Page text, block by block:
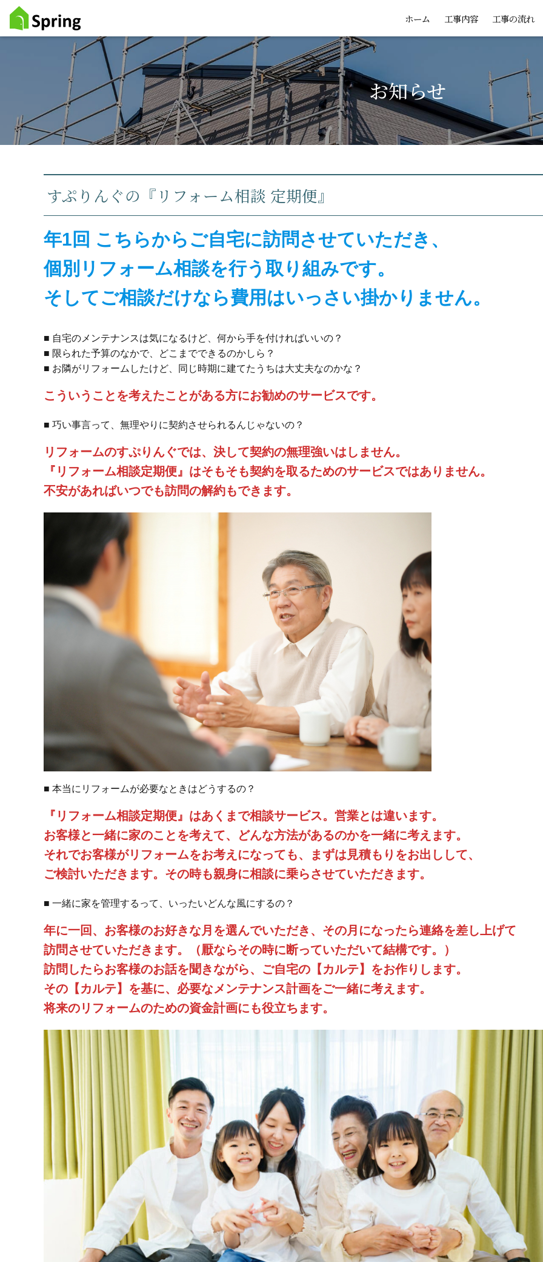
ホーム 工事内容 工事の流れ
お知らせ
すぷりんぐの『リフォーム相談 定期便』
年1回 こちらからご自宅に訪問させていただき、
個別リフォーム相談を行う取り組みです。
そしてご相談だけなら費用はいっさい掛かりません。
■ 自宅のメンテナンスは気になるけど、何から手を付ければいいの？
■ 限られた予算のなかで、どこまでできるのかしら？
■ お隣がリフォームしたけど、同じ時期に建てたうちは大丈夫なのかな？
こういうことを考えたことがある方にお勧めのサービスです。
■ 巧い事言って、無理やりに契約させられるんじゃないの？
リフォームのすぷりんぐでは、決して契約の無理強いはしません。
『リフォーム相談定期便』はそもそも契約を取るためのサービスではありません。
不安があればいつでも訪問の解約もできます。
■ 本当にリフォームが必要なときはどうするの？
『リフォーム相談定期便』はあくまで相談サービス。営業とは違います。
お客様と一緒に家のことを考えて、どんな方法があるのかを一緒に考えます。
それでお客様がリフォームをお考えになっても、まずは見積もりをお出しして、
ご検討いただきます。その時も親身に相談に乗らさせていただきます。
■ 一緒に家を管理するって、いったいどんな風にするの？
年に一回、お客様のお好きな月を選んでいただき、その月になったら連絡を差し上げて
訪問させていただきます。（厭ならその時に断っていただいて結構です。）
訪問したらお客様のお話を聞きながら、ご自宅の【カルテ】をお作りします。
その【カルテ】を基に、必要なメンテナンス計画をご一緒に考えます。
将来のリフォームのための資金計画にも役立ちます。